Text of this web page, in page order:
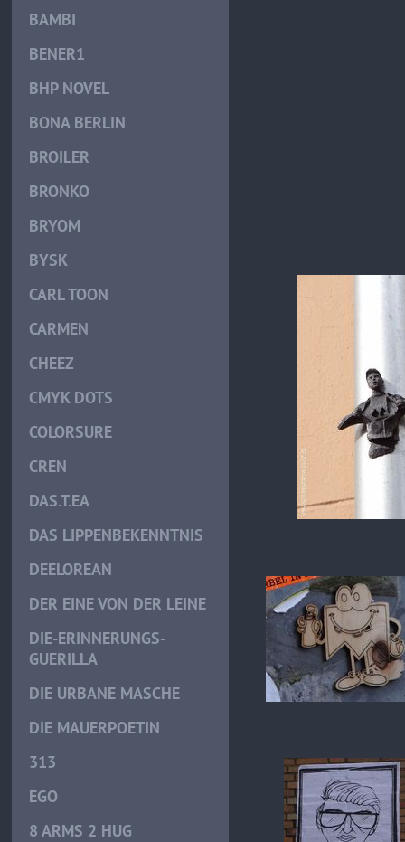
BAMBI
BENER1
BHP NOVEL
BONA BERLIN
BROILER
BRONKO
BRYOM
BYSK
CARL TOON
CARMEN
CHEEZ
CMYK DOTS
COLORSURE
CREN
DAS.T.EA
DAS LIPPENBEKENNTNIS
DEELOREAN
DER EINE VON DER LEINE
DIE-ERINNERUNGS-
GUERILLA
DIE URBANE MASCHE
DIE MAUERPOETIN
313
EGO
8 ARMS 2 HUG